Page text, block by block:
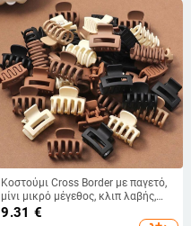
Κοστούμι Cross Border με παγετό,
μίνι μικρό μέγεθος, κλιπ λαβής,
ορθογώνιο κλιπ καρχαρία,
φράντζα, σπασμένη φουρκέτα,
9.31 €